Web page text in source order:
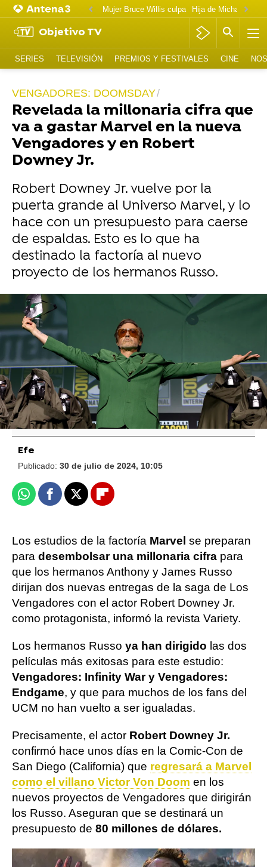
Mujer Bruce Willis culpa
Objetivo TV
SERIES TELEVISIÓN PREMIOS Y FESTIVALES CINE
VENGADORES: DOOMSDAY
Revelada la millonaria cifra que
va a gastar Marvel en la nueva
Vengadores y en Robert
Downey Jr.
Robert Downey Jr. vuelve por la
puerta grande al Universo Marvel, y lo
hace con un presupuesto para caerse
de espaldas. Esto es lo que ha
destinado la factoría al nuevo
proyecto de los hermanos Russo.
Foto: Getty
La reacción de Gwyneth Paltrow a la vuelta
de Robert Downey Jr. a Marvel, tan
confusa como siempre: "No lo pillo"
Efe
Publicado: 30 de julio de 2024, 10:05
WhatsappFacebook
X Flipboard
Los estudios de la factoría Marvel se preparan
para desembolsar una millonaria cifra para
que los hermanos Anthony y James Russo
dirijan dos nuevas entregas de la saga de Los
Vengadores con el actor Robert Downey Jr.
como protagonista, informó la revista Variety.
Los hermanos Russo ya han dirigido las dos
películas más exitosas para este estudio:
Vengadores: Infinity War y Vengadores:
Endgame, y que para muchos de los fans del
UCM no han vuelto a ser igualadas.
Precisamente, el actor Robert Downey Jr.
confirmó hace unos días en la Comic-Con de
San Diego (California) que regresará a Marvel
como el villano Victor Von Doom en los
nuevos proyectos de Vengadores que dirigirán
los Russo. Aseguran que se destinará un
presupuesto de 80 millones de dólares.